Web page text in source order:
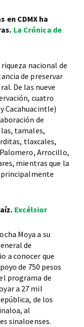
CDMX ha
La Crónica de
nacional de
de preservar
De las nueve
cuatro
Cacahuacintle)
de
tamales,
tlaxcales,
Arrocillo,
mientras que la
principalmente
Excélsior
Moya a su
de
a conocer que
de 750 pesos
programa de
a 27 mil
de los
al
sinaloenses.